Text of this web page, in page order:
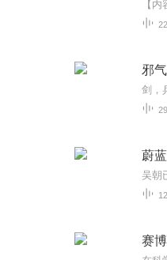
邪
剑，
蔚
12
赛